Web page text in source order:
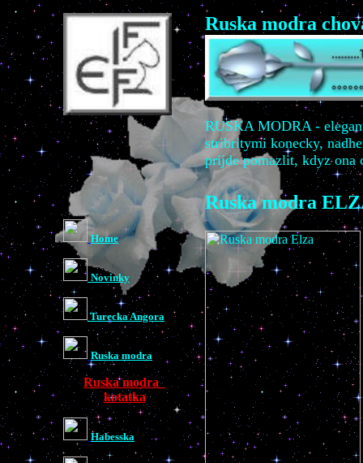
Ruska modra
RUSKAMODRA -
stribritymi konecky,
prijde pomazlit, kdyz ona
Home
Novinky
Turecka Angora
Ruska modra
Ruska modra
kotatka
Habesska
Ruskamodra